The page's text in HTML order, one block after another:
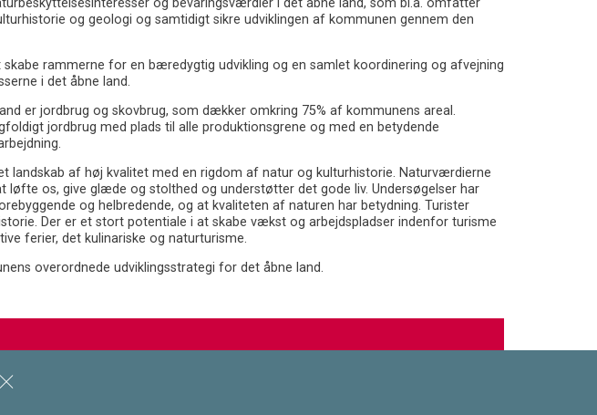
og bevaringsværdier i det åbne land, som bl.a. omfatter
og geologi og samtidigt sikre udviklingen af kommunen gennem den
rammerne for en bæredygtig udvikling og en samlet koordinering og afvejning
i det åbne land.
er jordbrug og skovbrug, som dækker omkring 75% af kommunens areal.
jordbrug med plads til alle produktionsgrene og med en betydende
landskab af høj kvalitet med en rigdom af natur og kulturhistorie. Naturværdierne
os, give glæde og stolthed og understøtter det gode liv. Undersøgelser har
og helbredende, og at kvaliteten af naturen har betydning. Turister
Der er et stort potentiale i at skabe vækst og arbejdspladser indenfor turisme
ferier, det kulinariske og naturturisme.
overordnede udviklingsstrategi for det åbne land.